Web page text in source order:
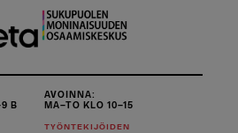
B
AVOINNA:
MA–TO KLO 10–15
TYÖNTEKIJÖIDEN